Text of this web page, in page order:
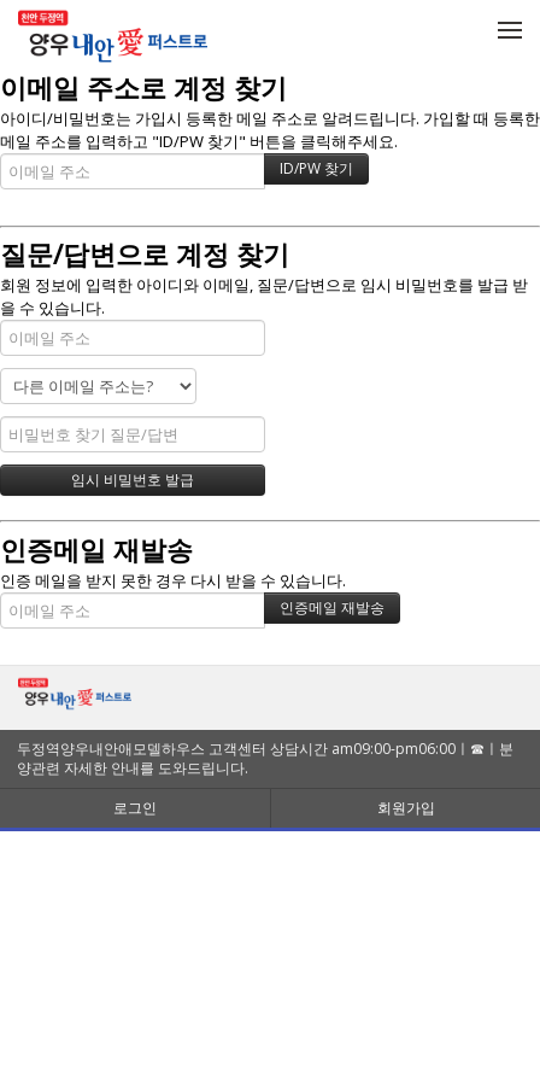
이메일 주소로 계정 찾기
아이디/비밀번호는 가입시 등록한 메일 주소로 알려드립니다. 가입할 때 등록한
메일 주소를 입력하고 "ID/PW 찾기" 버튼을 클릭해주세요.
질문/답변으로 계정 찾기
회원 정보에 입력한 아이디와 이메일, 질문/답변으로 임시 비밀번호를 발급 받
을 수 있습니다.
인증메일 재발송
인증 메일을 받지 못한 경우 다시 받을 수 있습니다.
두정역양우내안애모델하우스 고객센터 상담시간 am09:00-pm06:00ㅣ☎ㅣ분
양관련 자세한 안내를 도와드립니다.
로그인
회원가입